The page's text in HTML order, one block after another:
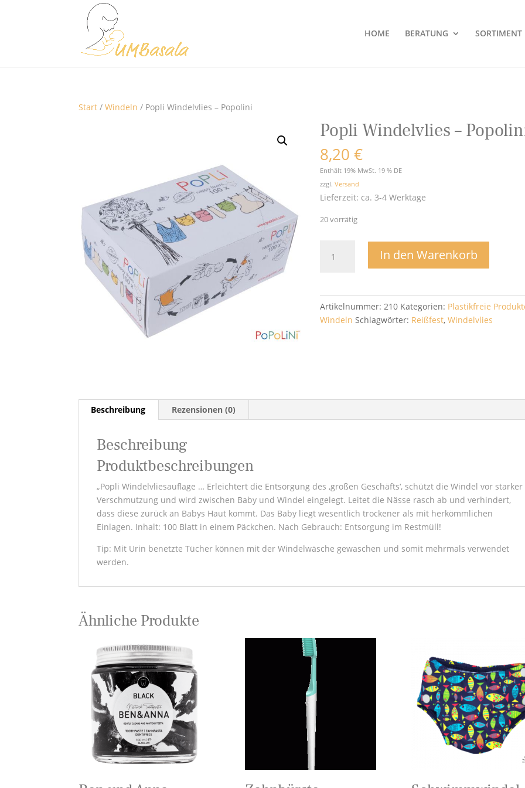
HOME BERATUNG SORTIMENT
Start /Windeln / Popli Windelvlies – Popolini
Popli Windelvlies –
8,20€
Enthält 19% MwSt. 19 % DE
zzgl.Versand
Lieferzeit: ca. 3-4 Werktage
20 vorrätig
Windelvlies
Menge
In den Warenkorb
Artikelnummer:210 Kategorien: Plastikfreie
Windeln Schlagwörter: Reißfest,Windelvlies
Beschreibung Rezensionen (0)
Beschreibung
Produktbeschreibungen
„Popli Windelvliesauflage … Erleichtert die Entsorgung des ‚großen Geschäfts‘, schützt die Windel vor starker
Verschmutzung und wird zwischen Baby und Windel eingelegt. Leitet die Nässe rasch ab und verhindert,
dass diese zurück an Babys Haut kommt. Das Baby liegt wesentlich trockener als mit herkömmlichen
Einlagen. Inhalt: 100 Blatt in einem Päckchen. Nach Gebrauch: Entsorgung im Restmüll!
Tip: Mit Urin benetzte Tücher können mit der Windelwäsche gewaschen und somit mehrmals verwendet
werden.
Ähnliche Produkte